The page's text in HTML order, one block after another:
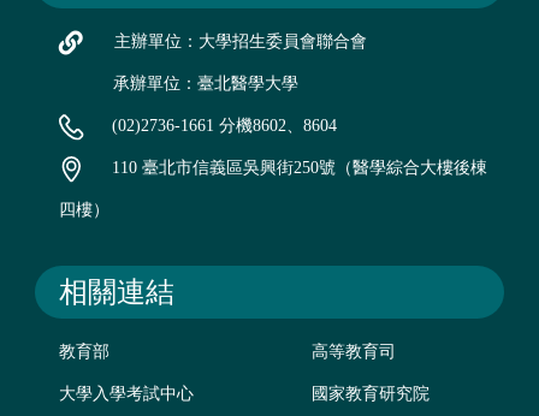
主辦單位：大學招生委員會聯合會
承辦單位：臺北醫學大學
(02)2736-1661 分機8602、8604
110 臺北市信義區吳興街250號（醫學綜合大樓後棟
四樓）
相關連結
教育部 高等教育司
大學入學考試中心 國家教育研究院